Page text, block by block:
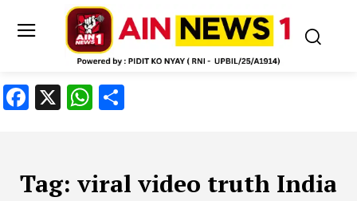
Facebook
X WhatsApp
Tag: viral video truth India